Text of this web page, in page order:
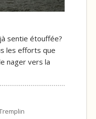
sentie étouffée?
les efforts que
nager vers la